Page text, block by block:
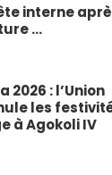
interne
...
2026 : l’Union
les
à Agokoli IV